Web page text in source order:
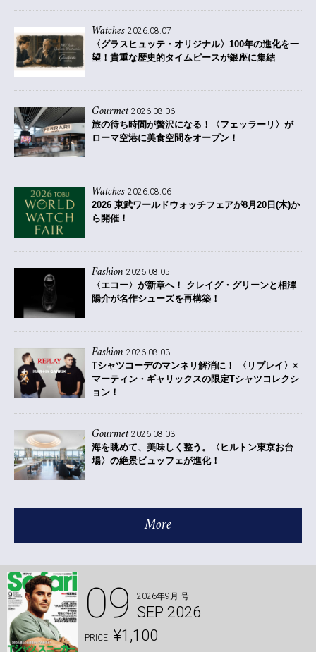
Watches 2026.08.07
〈グラスヒュッテ・オリジナル〉100年の進化を一
望！貴重な歴史的タイムピースが銀座に集結
Gourmet 2026.08.06
旅の待ち時間が贅沢になる！〈フェッラーリ〉が
ローマ空港に美食空間をオープン！
Watches 2026.08.06
2026 東武ワールドウォッチフェアが8月20日(木)か
ら開催！
Fashion 2026.08.05
〈エコー〉が新章へ！ クレイグ・グリーンと相澤
陽介が名作シューズを再構築！
Fashion 2026.08.03
Tシャツコーデのマンネリ解消に！ 〈リプレイ〉×
マーティン・ギャリックスの限定Tシャツコレクシ
ョン！
Gourmet 2026.08.03
海を眺めて、美味しく整う。〈ヒルトン東京お台
場〉の絶景ビュッフェが進化！
More
09 2026年9月 号
SEP 2026
PRICE. ¥1,100